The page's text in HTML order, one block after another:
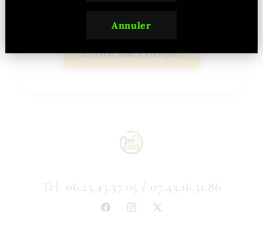
Écrire une critique
Tel: 06.23.43.37.05 / 07.43.16.31.86
FacebookInstagram
X
Annuler